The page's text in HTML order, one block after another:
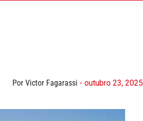
Por Victor Fagarassi - outubro 23, 2025